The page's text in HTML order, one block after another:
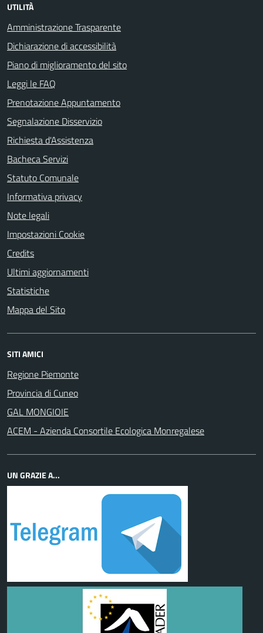
UTILITÀ
Amministrazione Trasparente
Dichiarazione di accessibilità
Piano di miglioramento del sito
Leggi le FAQ
Prenotazione Appuntamento
Segnalazione Disservizio
Richiesta d'Assistenza
Bacheca Servizi
Statuto Comunale
Informativa privacy
Note legali
Impostazioni Cookie
Credits
Ultimi aggiornamenti
Statistiche
Mappa del Sito
SITI AMICI
Regione Piemonte
Provincia di Cuneo
GAL MONGIOIE
ACEM - Azienda Consortile Ecologica Monregalese
UN GRAZIE A...